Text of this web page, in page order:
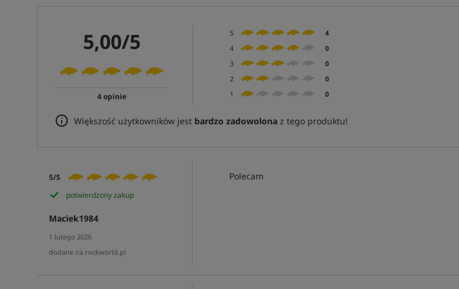
5,00/5
4 opinie
5
4
4
0
3
0
2
0
1
0
Większość użytkowników jest bardzo zadowolonaz tego produktu!
5/5
potwierdzony zakup
Maciek1984
1 lutego 2026
dodane na rockworld.pl
Polecam